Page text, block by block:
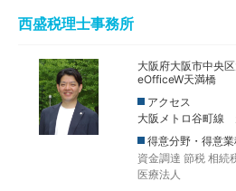
西盛税理士事務所
大阪府大阪市中央
eOfficeW天満橋
アクセス
大阪メトロ谷町
得意分野・得意
資金調達 節税 相続
医療法人